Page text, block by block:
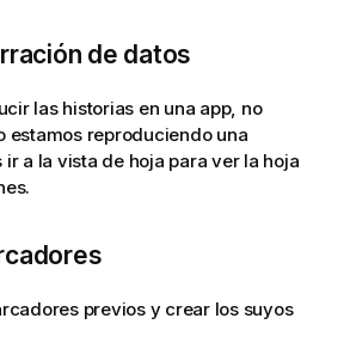
de datos
las historias en una app, no
estamos reproduciendo una
a la vista de hoja para ver la hoja
previos y crear los suyos